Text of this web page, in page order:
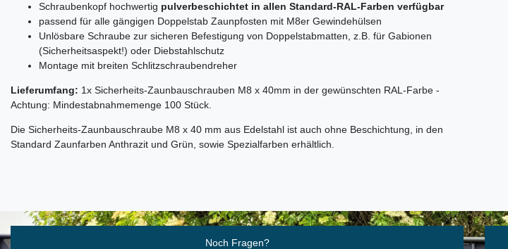
Schraubenkopf hochwertig pulverbeschichtet in allen Standard-RAL-Farben verfügbar
passend für alle gängigen Doppelstab Zaunpfosten mit M8er Gewindehülsen
Unlösbare Schraube zur sicheren Befestigung von Doppelstabmatten, z.B. für Gabionen
(Sicherheitsaspekt!) oder Diebstahlschutz
Montage mit breiten Schlitzschraubendreher
Lieferumfang: 1x Sicherheits-Zaunbauschrauben M8 x 40mm in der gewünschten RAL-Farbe -
Achtung: Mindestabnahmemenge 100 Stück.
Die Sicherheits-Zaunbauschraube M8 x 40 mm aus Edelstahl ist auch ohne Beschichtung, in den
Standard Zaunfarben Anthrazit und Grün, sowie Spezialfarben erhältlich.
Noch Fragen?
Ceres::Template.mailFormHoneypotLabel